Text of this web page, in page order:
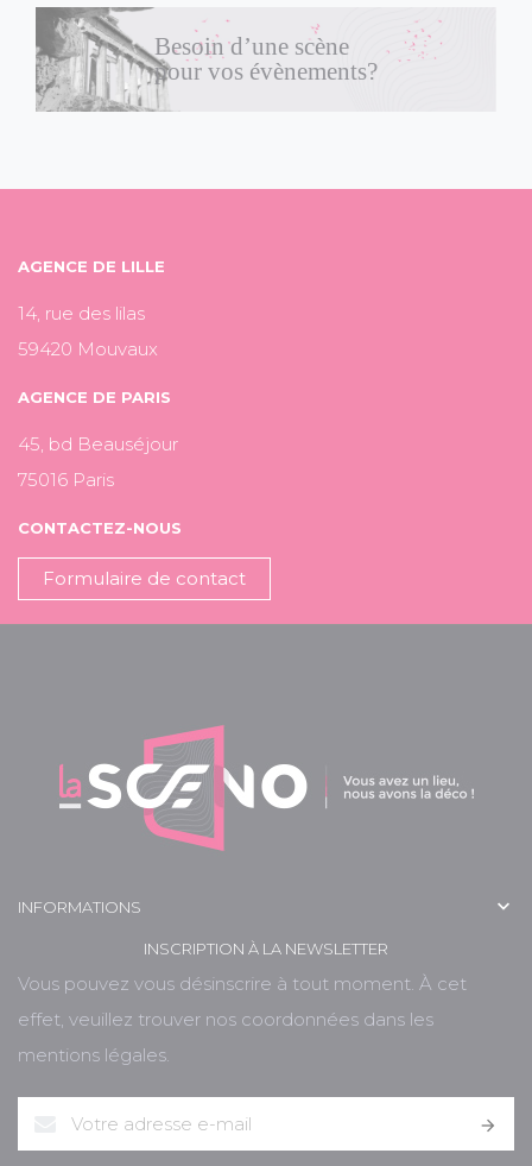
Besoin d’une scène
pour vos évènements?
AGENCE DE LILLE
14, rue des lilas
59420 Mouvaux
AGENCE DE PARIS
45, bd Beauséjour
75016 Paris
CONTACTEZ-NOUS
Formulaire de contact
INFORMATIONS 
INSCRIPTION À LA NEWSLETTER
Vous pouvez vous désinscrire à tout moment. À cet
effet, veuillez trouver nos coordonnées dans les
mentions légales.
